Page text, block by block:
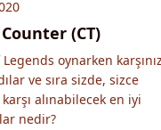
(CT)
oynarken
ve sıra sizde, sizce
alınabilecek en iyi
nedir?